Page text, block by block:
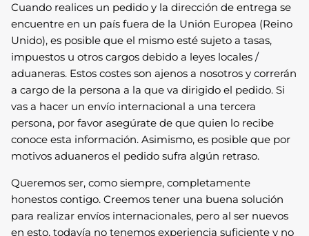
Cuando realices un pedido y la dirección de entrega se
encuentre en un país fuera de la Unión Europea (Reino
Unido), es posible que el mismo esté sujeto a tasas,
impuestos u otros cargos debido a leyes locales /
aduaneras. Estos costes son ajenos a nosotros y correrán
a cargo de la persona a la que va dirigido el pedido. Si
vas a hacer un envío internacional a una tercera
persona, por favor asegúrate de que quien lo recibe
conoce esta información. Asimismo, es posible que por
motivos aduaneros el pedido sufra algún retraso.
Queremos ser, como siempre, completamente
honestos contigo. Creemos tener una buena solución
para realizar envíos internacionales, pero al ser nuevos
en esto, todavía no tenemos experiencia suficiente y no